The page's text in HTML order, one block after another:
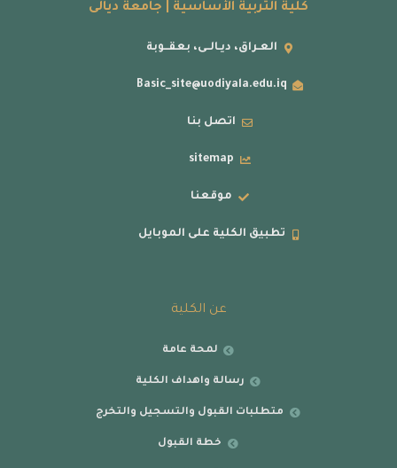
كلية التربية الأساسية | جامعة ديالى
العـراق، ديـالــى، بعقــوبة
Basic_site@uodiyala.edu.iq
اتصل بنا
sitemap
موقعنا
تطبيق الكلية على الموبايل
عن الكلية
لمحة عامة
رسالة واهداف الكلية
متطلبات القبول والتسجيل والتخرج
خطة القبول